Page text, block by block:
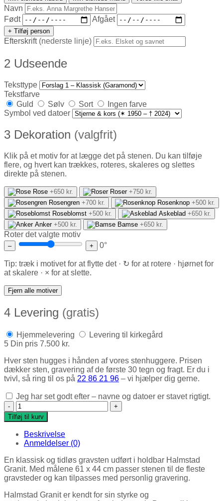
Navn
Født
Afgået
+ Tilføj person
Efterskrift (nederste linje)
2 Udseende
Teksttype
Tekstfarve
Guld
Sølv Sort
Ingen farve
Symbol ved datoer
3 Dekoration (valgfrit)
Klik på et motiv for at lægge det på stenen. Du kan tilføje
flere, og hvert kan trækkes, roteres, skaleres og slettes
direkte på stenen.
Rose +650 kr. Roser +750 kr.
Rosengren +700 kr. Rosenknop +500 kr.
Roseblomst +500 kr. Askeblad +650 kr.
Anker +500 kr. Bamse +650 kr.
Roter det valgte motiv
– + 0°
Tip: træk i motivet for at flytte det · ↻ for at rotere · hjørnet for
at skalere · × for at slette.
Fjern alle motiver
4 Levering (gratis)
Hjemmelevering
Levering til kirkegård
5 Din pris 7.500 kr.
Hver sten hugges i hånden af vores stenhuggere. Prisen
dækker sten, gravering af de første 30 tegn og fragt. Er du i
tvivl, så ring til os på 22 86 21 96 – vi hjælper dig gerne.
Jeg har set godt efter – navne og datoer er stavet rigtigt.
Gravsten (Halmstad) antal
Tilføj til kurv
Beskrivelse
Anmeldelser (0)
En klassisk og tidløs gravsten udført i holdbar Halmstad
Granit. Med målene 61 x 44 cm passer stenen til de fleste
gravsteder og kan tilpasses med personlig gravering.
Halmstad Granit er kendt for sin styrke og